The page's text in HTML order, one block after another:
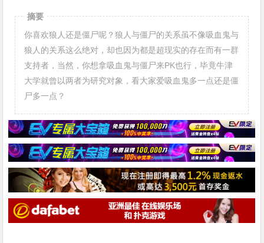
摘要
你喜欢狼人还是僵尸呢？狼人与僵尸的关系虽不像吸血鬼与
狼人的关系这么绝对，却也因为都是超现实的存在而有一群
支持者，当然，你想拿吸血鬼与僵尸来PK也行，毕竟牛津
大学就曾以两者为研究对象，看大家爱吸血鬼多一点还是僵
尸多一点？